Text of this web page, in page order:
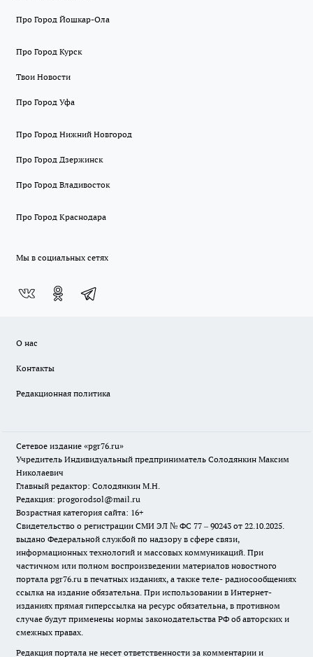
Про Город Йошкар-Ола
Про Город Курск
Твои Новости
Про Город Уфа
Про Город Нижний Новгород
Про Город Дзержинск
Про Город Владивосток
Про Город Краснодара
Мы в социальных сетях
О нас
Контакты
Редакционная политика
Сетевое издание «pgr76.ru»
Учредитель Индивидуальный предприниматель Солодянкин Максим
Николаевич
Главный редактор: Солодянкин М.Н.
Редакция: progorodsol@mail.ru
Возрастная категория сайта: 16+
Свидетельство о регистрации СМИ ЭЛ № ФС 77 – 90243 от 22.10.2025.
выдано Федеральной службой по надзору в сфере связи,
информационных технологий и массовых коммуникаций. При
частичном или полном воспроизведении материалов новостного
портала pgr76.ru в печатных изданиях, а также теле- радиосообщениях
ссылка на издание обязательна. При использовании в Интернет-
изданиях прямая гиперссылка на ресурс обязательна, в противном
случае будут применены нормы законодательства РФ об авторских и
смежных правах.
Редакция портала не несет ответственности за комментарии и